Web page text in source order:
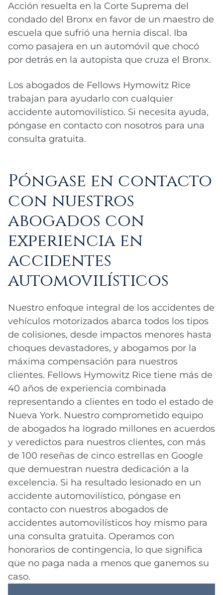
Acción resuelta en la Corte Suprema del
condado del Bronx en favor de un maestro de
escuela que sufrió una hernia discal. Iba
como pasajera en un automóvil que chocó
por detrás en la autopista que cruza el Bronx.
Los abogados de Fellows Hymowitz Rice
trabajan para ayudarlo con cualquier
accidente automovilístico. Si necesita ayuda,
póngase en contacto con nosotros para una
consulta gratuita.
Póngase en contacto
con nuestros
abogados con
experiencia en
accidentes
automovilísticos
Nuestro enfoque integral de los accidentes de
vehículos motorizados abarca todos los tipos
de colisiones, desde impactos menores hasta
choques devastadores, y abogamos por la
máxima compensación para nuestros
clientes. Fellows Hymowitz Rice tiene más de
40 años de experiencia combinada
representando a clientes en todo el estado de
Nueva York. Nuestro comprometido equipo
de abogados ha logrado millones en acuerdos
y veredictos para nuestros clientes, con más
de 100 reseñas de cinco estrellas en Google
que demuestran nuestra dedicación a la
excelencia. Si ha resultado lesionado en un
accidente automovilístico, póngase en
contacto con nuestros abogados de
accidentes automovilísticos hoy mismo para
una consulta gratuita. Operamos con
honorarios de contingencia, lo que significa
que no paga nada a menos que ganemos su
caso.